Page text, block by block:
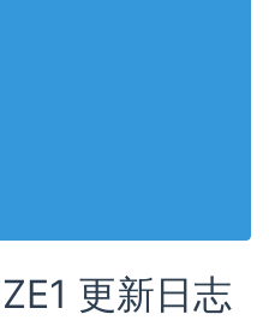
更新日志